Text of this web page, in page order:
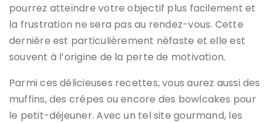
pourrez atteindre votre objectif plus facilement et
la frustration ne sera pas au rendez-vous. Cette
dernière est particulièrement néfaste et elle est
souvent à l’origine de la perte de motivation.
Parmi ces délicieuses recettes, vous aurez aussi des
muffins, des crêpes ou encore des bowlcakes pour
le petit-déjeuner. Avec un tel site gourmand, les